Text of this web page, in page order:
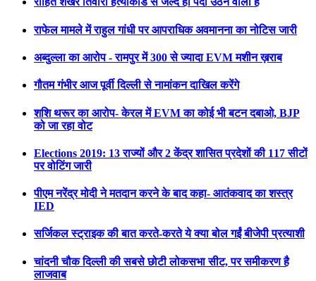
राफेल मामले में राहुल गांधी पर आपराधिक अवमानना का नोटिस जारी
अब्दुल्ला का आरोप - रामपुर में 300 से ज्यादा EVM मशीन ख़राब
गौतम गंभीर आज पूर्वी दिल्ली से नामांकन दाखिल करेंगे
शशि थरूर का आरोप- केरल में EVM का कोई भी बटन दबाओ, BJP
को जा रहा वोट
Elections 2019: 13 राज्यों और 2 केंद्र शासित प्रदेशों की 117 सीटों
पर वोटिंग जारी
पीएम नरेंद्र मोदी ने मतदान करने के बाद कहा- आतंकवाद का शस्त्र
IED
सर्जिकल स्ट्राइक की बात करते-करते ये क्या बोल गईं बीजेपी प्रत्याशी
चांदनी चौक दिल्ली की सबसे छोटी लोकसभा सीट, पर समीकरण है
लाजवाब